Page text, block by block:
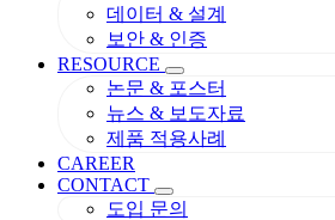
데이터 & 설계
보안 & 인증
RESOURCE
논문 & 포스터
뉴스 & 보도자료
제품 적용사례
CAREER
CONTACT
도입 문의